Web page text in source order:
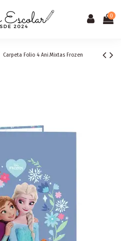
0
Carpeta Folio 4 Ani.Mixtas Frozen